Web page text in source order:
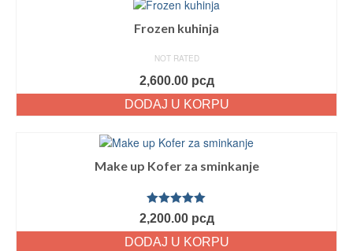
Frozen kuhinja
NOT RATED
2,600.00 рсд
DODAJ U KORPU
Make up Kofer za sminkanje
Ocenjeno
sa5.00 od
5
2,200.00 рсд
DODAJ U KORPU